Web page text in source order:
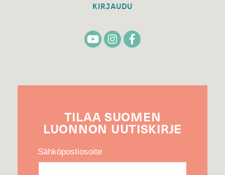
KIRJAUDU
TILAA SUOMEN
LUONNON UUTIS­KIRJE
Sähköpostiosoite